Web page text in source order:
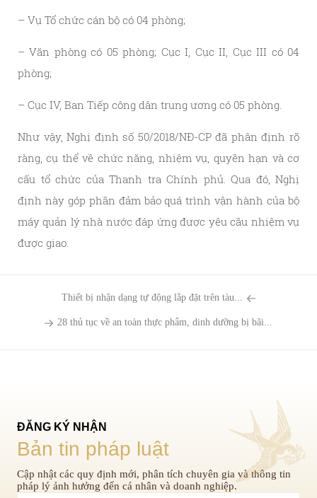
– Vụ Tổ chức cán bộ có 04 phòng;
– Văn phòng có 05 phòng; Cục I, Cục II, Cục III có 04
phòng;
– Cục IV, Ban Tiếp công dân trung ương có 05 phòng.
Như vậy, Nghị định số 50/2018/NĐ-CP đã phân định rõ
ràng, cụ thể về chức năng, nhiệm vụ, quyền hạn và cơ
cấu tổ chức của Thanh tra Chính phủ. Qua đó, Nghị
định này góp phần đảm bảo quá trình vận hành của bộ
máy quản lý nhà nước đáp ứng được yêu cầu nhiệm vụ
được giao.
Thiết bị nhận dạng tự động lắp đặt trên tàu...
28 thủ tục về an toàn thực phẩm, dinh dưỡng bị bãi...
ĐĂNG KÝ NHẬN
Bản tin pháp luật
Cập nhật các quy định mới, phân tích chuyên gia và thông tin
pháp lý ảnh hưởng đến cá nhân và doanh nghiệp.